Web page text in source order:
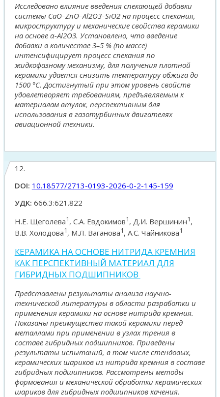
Исследовано влияние введения спекающей добавки
системы CaO–ZnO–Al2O3–SiO2 на процесс спекания,
микроструктуру и механические свойства керамики
на основе α-Al2O3. Установлено, что введение
добавки в количестве 3–5 % (по массе)
интенсифицирует процесс спекания по
жидкофазному механизму, для получения плотной
керамики удается снизить температуру обжига до
1500 °С. Достигнутый при этом уровень свойств
удовлетворяет требованиям, предъявляемым к
материалам втулок, перспективным для
использования в газотурбинных двигателях
авиационной техники.
12.
DOI: 10.18577/2713-0193-2026-0-2-145-159
УДК: 666.3:621.822
Н.Е. Щеголева1, С.А. Евдокимов1, Д.И. Вершинин1,
В.В. Холодова1, М.Л. Ваганова1, А.С. Чайникова1
КЕРАМИКА НА ОСНОВЕ НИТРИДА КРЕМНИЯ
КАК ПЕРСПЕКТИВНЫЙ МАТЕРИАЛ ДЛЯ
ГИБРИДНЫХ ПОДШИПНИКОВ
Представлены результаты анализа научно-
технической литературы в области разработки и
применения керамики на основе нитрида кремния.
Показаны преимущества такой керамики перед
металлами при применении в узлах трения в
составе гибридных подшипников. Приведены
результаты испытаний, в том числе стендовых,
керамических шариков из нитрида кремния в составе
гибридных подшипников. Рассмотрены методы
формования и механической обработки керамических
шариков для гибридных подшипников качения.